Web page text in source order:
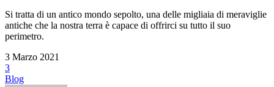
Si tratta di un antico mondo sepolto, una delle migliaia di meraviglie
antiche che la nostra terra è capace di offrirci su tutto il suo
perimetro.
3 Marzo 2021
3
Blog